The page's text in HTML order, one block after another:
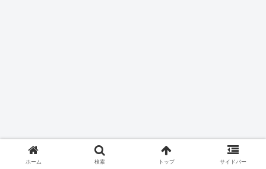
ホーム 検索 トップ サイドバー